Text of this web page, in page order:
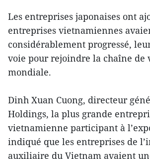
Les entreprises japonaises ont
entreprises vietnamiennes
considérablement progressé,
voie pour rejoindre la chaîne de
mondiale.
Dinh Xuan Cuong, directeur
Holdings, la plus grande
vietnamienne participant à
indiqué que les entreprises de
auxiliaire du Vietnam avaient